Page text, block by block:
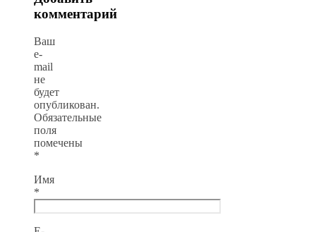
комментарий
Ваш
e-
mail
не
будет
опубликован.
Обязательные
поля
помечены
*
Имя
*